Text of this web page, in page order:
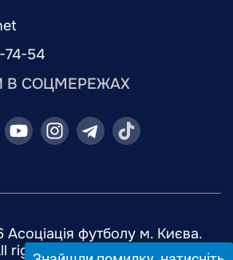
74-54
В СОЦМЕРЕЖАХ
футболу м. Києва.
rights reserved.